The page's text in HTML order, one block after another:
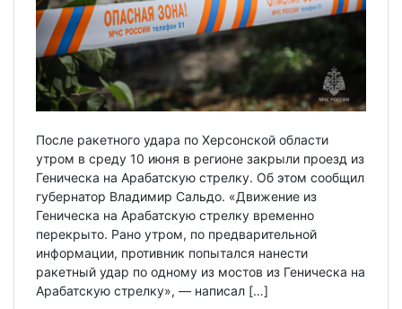
После ракетного удара по Херсонской области
утром в среду 10 июня в регионе закрыли проезд из
Геническа на Арабатскую стрелку. Об этом сообщил
губернатор Владимир Сальдо. «Движение из
Геническа на Арабатскую стрелку временно
перекрыто. Рано утром, по предварительной
информации, противник попытался нанести
ракетный удар по одному из мостов из Геническа на
Арабатскую стрелку», — написал […]